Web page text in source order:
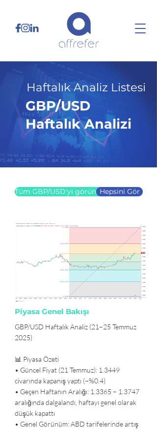
Haftalık Analiz Listesi
GBP/USD
Haftalık Analizi
21.07.25
Tüm GBP/USD'yi görüntüleHepsini Gör
Piyasa Genel Bakışı
GBP/USD Haftalık Analiz (21–25 Temmuz
2025)
📊 Piyasa Özeti
• Güncel Fiyat (21 Temmuz): 1.3449
civarında kapanış yaptı (−%0.4)
• Geçen Haftanın Aralığı: 1.3365 – 1.3747
aralığında dalgalandı, haftayı genel olarak
düşük kapattı
• Genel Görünüm: ABD tarifelerinde artış